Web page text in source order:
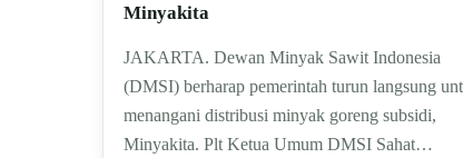
Minyakita
JAKARTA. Dewan Minyak Sawit Indonesia
(DMSI) berharap pemerintah turun langsung
menangani distribusi minyak goreng subsidi,
Minyakita. Plt Ketua Umum DMSI Sahat…